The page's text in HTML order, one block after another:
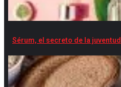
Sérum, el secreto de la juventud